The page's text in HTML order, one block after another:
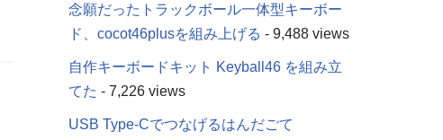
念願だったトラックボール一体型キーボー
ド、cocot46plusを組み上げる - 9,488 views
自作キーボードキット Keyball46 を組み立
てた - 7,226 views
USB Type-Cでつなげるはんだごて